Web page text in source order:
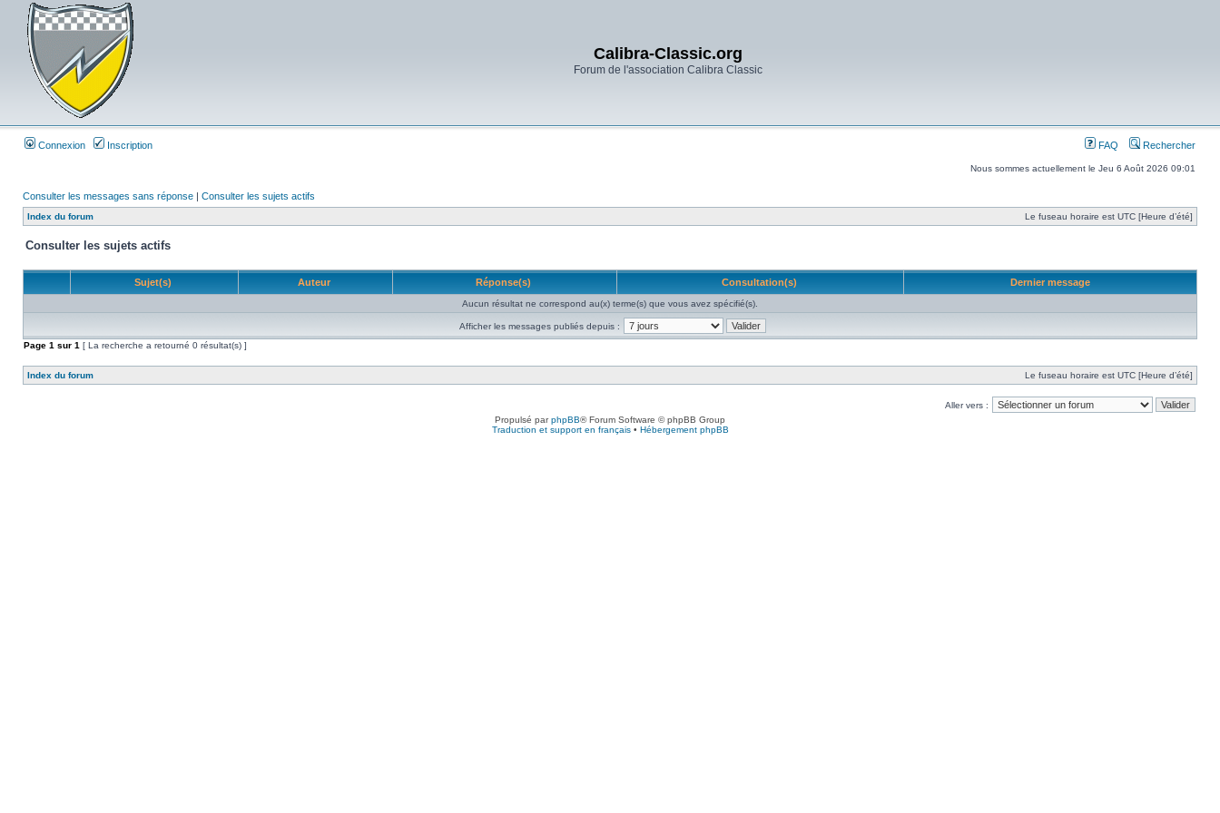
Calibra-Classic.org
Forum de l'association Calibra Classic
Connexion Inscription FAQ Rechercher
Nous sommes actuellement le Jeu 6 Août 2026 09:01
Consulter les messages sans réponse | Consulter les sujets actifs
Index du forum Le fuseau horaire est UTC [Heure d’été]
Consulter les sujets actifs
Sujet(s) Auteur Réponse(s) Consultation(s) Dernier message
Aucun résultat ne correspond au(x) terme(s) que vous avez spécifié(s).
Afficher les messages publiés depuis :
Page 1 sur 1 [ La recherche a retourné 0 résultat(s) ]
Index du forum Le fuseau horaire est UTC [Heure d’été]
Aller vers :
Propulsé parphpBB® Forum Software © phpBB Group
Traduction et support en français• Hébergement phpBB